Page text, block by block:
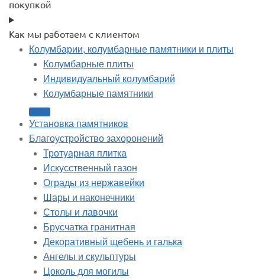
покупкой
Как мы работаем с клиентом
Колумбарии, колумбарные памятники и плиты
Колумбарные плиты
Индивидуальный колумбарий
Колумбарные памятники
Установка памятников
Благоустройство захоронений
Тротуарная плитка
Искусственный газон
Ограды из нержавейки
Шары и наконечники
Столы и лавочки
Брусчатка гранитная
Декоративный щебень и галька
Ангелы и скульптуры
Цоколь для могилы